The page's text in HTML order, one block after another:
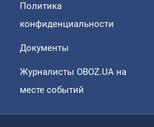
Политика
конфиденциальности
Документы
Журналисты OBOZ.UA на
месте событий